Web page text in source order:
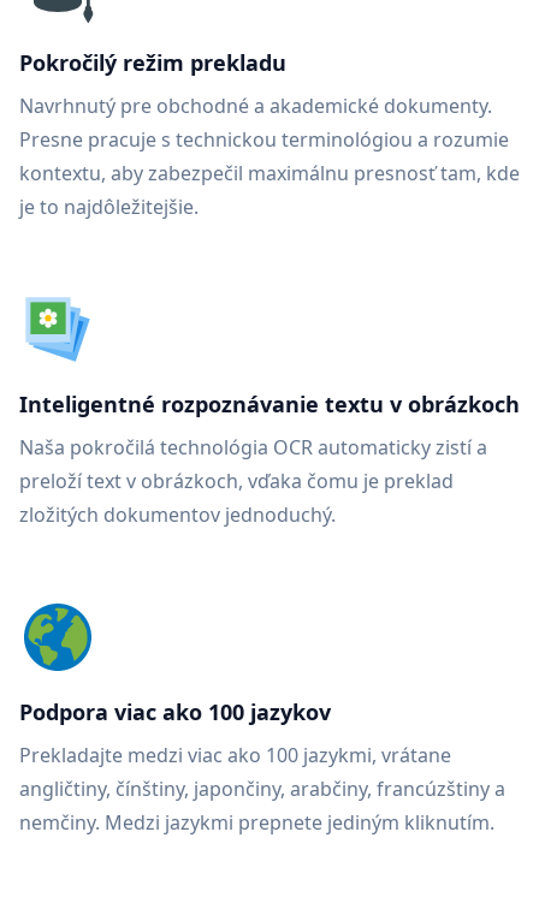
Pokročilý režim prekladu
Navrhnutý pre obchodné a akademické dokumenty.
Presne pracuje s technickou terminológiou a rozumie
kontextu, aby zabezpečil maximálnu presnosť tam, kde
je to najdôležitejšie.
Inteligentné rozpoznávanie textu v obrázkoch
Naša pokročilá technológia OCR automaticky zistí a
preloží text v obrázkoch, vďaka čomu je preklad
zložitých dokumentov jednoduchý.
Podpora viac ako 100 jazykov
Prekladajte medzi viac ako 100 jazykmi, vrátane
angličtiny, čínštiny, japončiny, arabčiny, francúzštiny a
nemčiny. Medzi jazykmi prepnete jediným kliknutím.